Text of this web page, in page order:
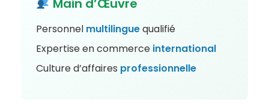
Personnel multilinguequalifié
Expertise en commerce international
Culture d’affaires professionnelle